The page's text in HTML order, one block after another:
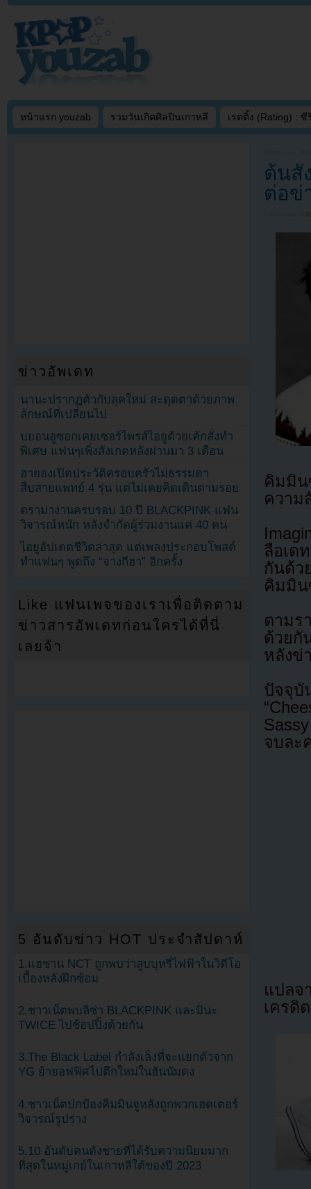
หน้าแรก youzab รวมวันเกิดศิลปินเกาหลี เรตติ้ง (Rating) : ซี
ต้นสั
ต่อข่
คิมมิน
ความ
ลือเด
กันด้ว
คิมมิน
ตามร
ด้วยกั
หลังข่
ปัจจุบั
จบละ
แปล
เครดิ
ข่าวอัพเดท
นานะปรากฏตัวกับลุคใหม่ สะดุดตาด้วยภาพ
ลักษณ์ที่เปลี่ยนไป
บยอนอูซอกเคยเซอร์ไพรส์ไอยูด้วยเค้กสั่งทำ
พิเศษ แฟนๆเพิ่งสังเกตหลังผ่านมา 3 เดือน
ฮายองเปิดประวัติครอบครัวไม่ธรรมดา
สืบสายแพทย์ 4 รุ่น แต่ไม่เคยคิดเดินตามรอย
ดราม่างานครบรอบ 10 ปี BLACKPINK แฟน
วิจารณ์หนัก หลังจำกัดผู้ร่วมงานแค่ 40 คน
ไอยูอัปเดตชีวิตล่าสุด แต่เพลงประกอบโพสต์
ทำแฟนๆ พูดถึง “จางกีฮา” อีกครั้ง
Like แฟนเพจของเราเพื่อติดตาม
ข่าวสารอัพเดทก่อนใครได้ที่นี่
เลยจ้า
5 อันดับข่าว HOT ประจำสัปดาห์
1.แฮชาน NCT ถูกพบว่าสูบบุหรี่ไฟฟ้าในวิดีโอ
เบื้องหลังฝึกซ้อม
2.ชาวเน็ตพบลิซ่า BLACKPINK และมินะ
TWICE ไปช้อปปิ้งด้วยกัน
3.The Black Label กำลังเล็งที่จะแยกตัวจาก
YG ย้ายอฟฟิศไปตึกใหม่ในฮันนัมดง
4.ชาวเน็ตปกป้องคิมมินจูหลังถูกพวกเฮดเตอร์
วิจารณ์รูปร่าง
5.10 อันดับคนดังชายที่ได้รับความนิยมมาก
ที่สุดในหมู่เกย์ในเกาหลีใต้ของปี 2023